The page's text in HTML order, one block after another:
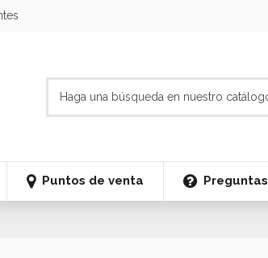
Puntos de venta Preguntas